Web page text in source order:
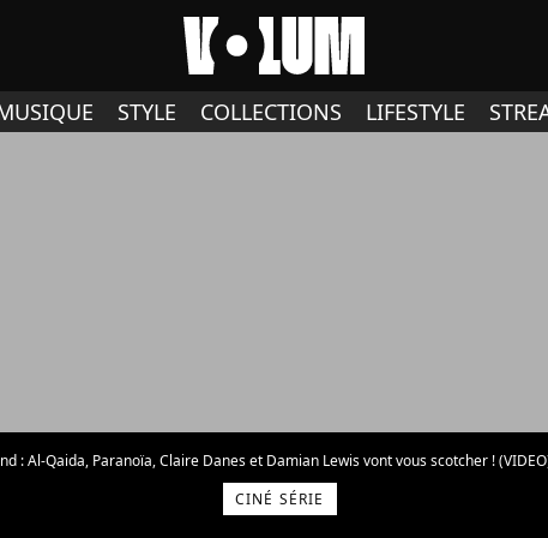
STYLE COLLECTIONS LIFESTYLE
: Al-Qaida, Paranoïa, Claire Danes et Damian Lewis vont vous scotcher !
CINÉ SÉRIE